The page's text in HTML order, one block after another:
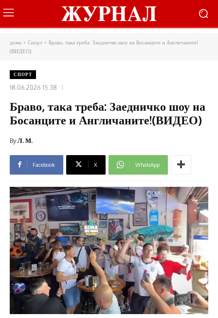
дома Спорт
Браво, така треба: Заедничко шоу на Босанците и Англичаните!
(ВИДЕО)
СПОРТ
18.06.2026 15:38
Браво, така треба: Заедничко шоу на
Босанците и Англичаните!(ВИДЕО)
ByЛ. М.
Facebook X WhatsApp